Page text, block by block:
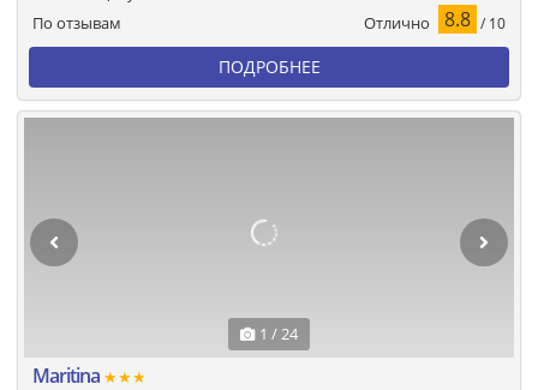
По отзывам Отлично 8.8 / 10
ПОДРОБНЕЕ
1 / 24
Maritina ★★★